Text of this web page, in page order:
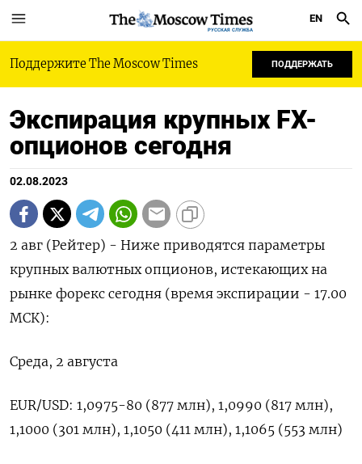
РУССКАЯ СЛУЖБА
EN
Поддержите The Moscow Times ПОДДЕРЖАТЬ
Экспирация крупных FX-
опционов сегодня
02.08.2023
2 авг (Рейтер) - Ниже приводятся параметры
крупных валютных опционов, истекающих на
рынке форекс сегодня (время экспирации - 17.00
МСК):
Среда, 2 августа
EUR/USD: 1,0975-80 (877 млн), 1,0990 (817 млн),
1,1000 (301 млн), 1,1050 (411 млн), 1,1065 (553 млн)